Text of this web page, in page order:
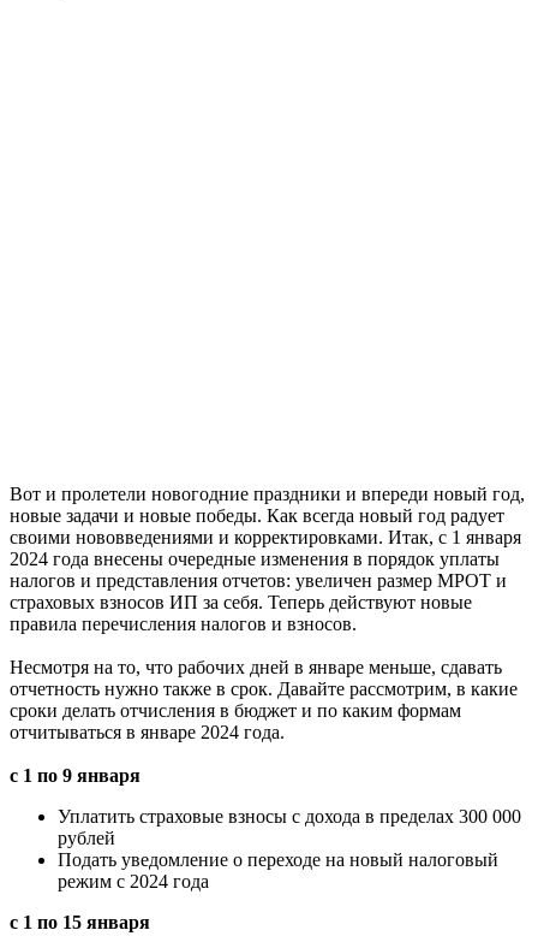
Вот и пролетели новогодние праздники и впереди новый год,
новые задачи и новые победы. Как всегда новый год радует
своими нововведениями и корректировками. Итак, с 1 января
2024 года внесены очередные изменения в порядок уплаты
налогов и представления отчетов: увеличен размер МРОТ и
страховых взносов ИП за себя. Теперь действуют новые
правила перечисления налогов и взносов.
Несмотря на то, что рабочих дней в январе меньше, сдавать
отчетность нужно также в срок. Давайте рассмотрим, в какие
сроки делать отчисления в бюджет и по каким формам
отчитываться в январе 2024 года.
с 1 по 9 января
Уплатить страховые взносы с дохода в пределах 300 000
рублей
Подать уведомление о переходе на новый налоговый
режим с 2024 года
с 1 по 15 января